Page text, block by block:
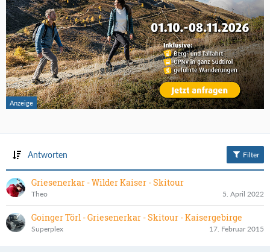
Antworten Filter
Griesenerkar - Wilder Kaiser - Skitour
Theo 5. April 2022
Goinger Törl - Griesenerkar - Skitour - Kaisergebirge
Superplex 17. Februar 2015